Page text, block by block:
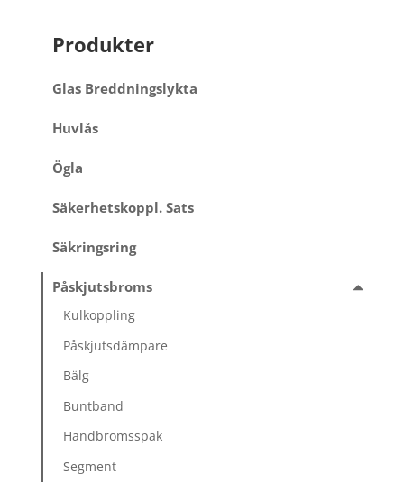
Produkter
Glas Breddningslykta
Huvlås
Ögla
Säkerhetskoppl. Sats
Säkringsring
Påskjutsbroms
Kulkoppling
Påskjutsdämpare
Bälg
Buntband
Handbromsspak
Segment